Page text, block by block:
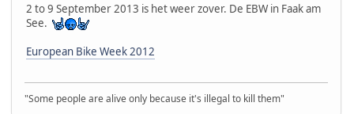
2 to 9 September 2013 is het weer zover. De EBW in Faak am
See.
European Bike Week 2012
"Some people are alive only because it's illegal to kill them"